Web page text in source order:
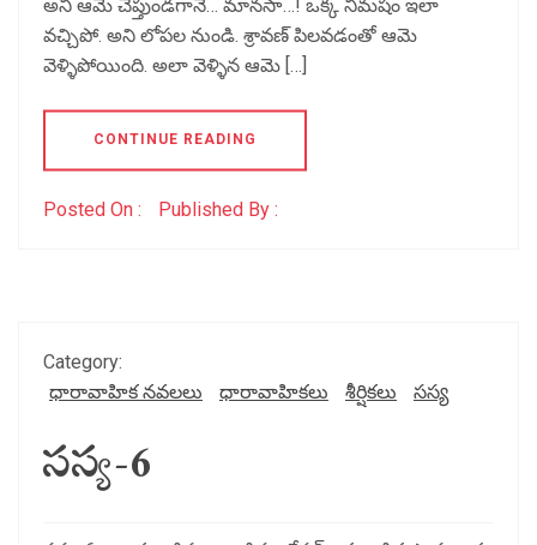
అని ఆమె చెప్తుండగానే… మానసా…! ఒక్క నిమషం ఇలా
వచ్చిపో. అని లోపల నుండి. శ్రావణ్ పిలవడంతో ఆమె
వెళ్ళిపోయింది. అలా వెళ్ళిన ఆమె […]
CONTINUE READING
Posted On : Published By :
Category:
ధారావాహిక నవలలు
ధారావాహికలు శీర్షికలు సస్య
సస్య-6